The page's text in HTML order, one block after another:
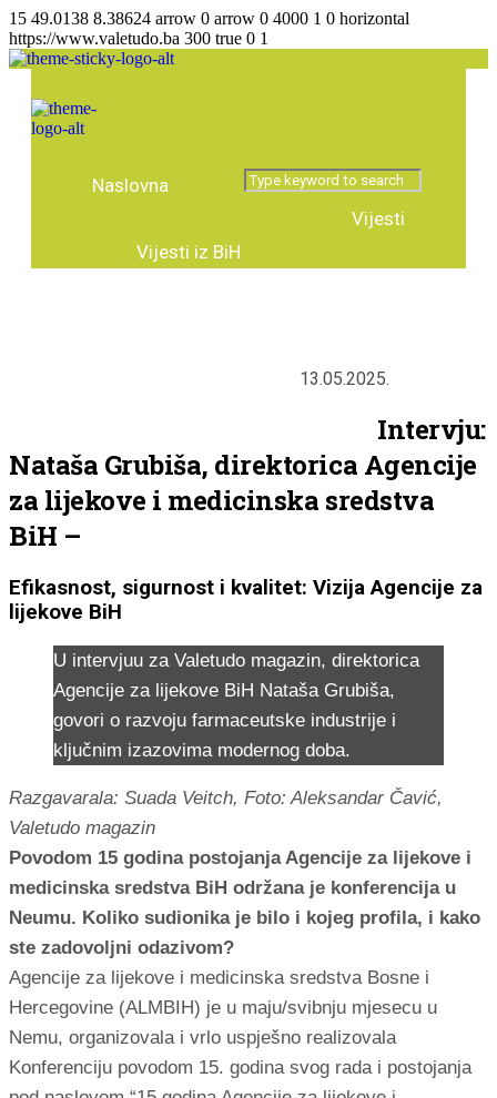
15 49.0138 8.38624 arrow 0 arrow 0 4000 1 0 horizontal
https://www.valetudo.ba 300 true 0 1
Naslovna
Vijesti
Vijesti iz BiH
13.05.2025.
Intervju:
Nataša Grubiša, direktorica Agencije
za lijekove i medicinska sredstva
BiH –
Efikasnost, sigurnost i kvalitet: Vizija Agencije za
lijekove BiH
U intervjuu za Valetudo magazin, direktorica
Agencije za lijekove BiH Nataša Grubiša,
govori o razvoju farmaceutske industrije i
ključnim izazovima modernog doba.
Razgavarala: Suada Veitch, Foto: Aleksandar Čavić,
Valetudo magazin
Povodom 15 godina postojanja Agencije za lijekove i
medicinska sredstva BiH održana je konferencija u
Neumu. Koliko sudionika je bilo i kojeg profila, i kako
ste zadovoljni odazivom?
Agencije za lijekove i medicinska sredstva Bosne i
Hercegovine (ALMBIH) je u maju/svibnju mjesecu u
Nemu, organizovala i vrlo uspješno realizovala
Konferenciju povodom 15. godina svog rada i postojanja